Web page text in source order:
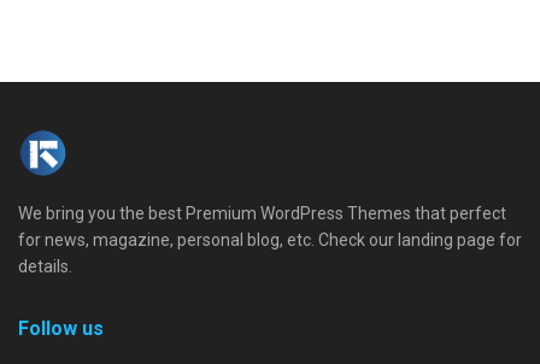
We bring you the best Premium WordPress Themes that perfect
for news, magazine, personal blog, etc. Check our landing page for
details.
Follow us